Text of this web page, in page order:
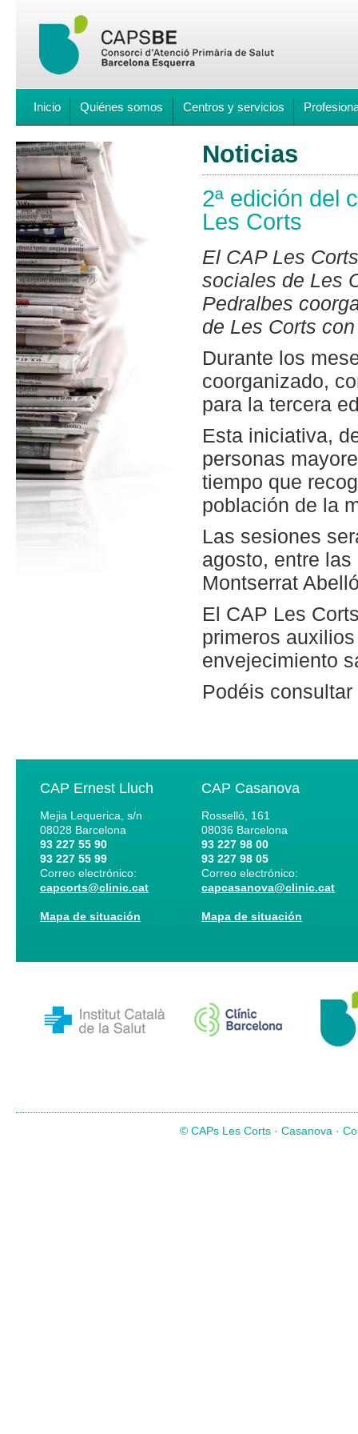
Inicio Quiénes somos Centros y servicios
Noticias
2ª edición del
Les Corts
El CAP Les
sociales de Les
Pedralbes
de Les Corts
Durante los
coorganizado,
para la tercera
Esta iniciativa,
personas
tiempo que
población de la
Las sesiones
agosto, entre
Montserrat
El CAP Les
primeros
envejecimiento
Podéis
CAP Ernest Lluch
Mejia Lequerica, s/n
08028 Barcelona
93 227 55 90
93 227 55 99
Correo electrónico:
capcorts@clinic.cat
Mapa de situación
CAP Casanova
Rosselló, 161
08036 Barcelona
93 227 98 00
93 227 98 05
Correo electrónico:
capcasanova@clinic.cat
Mapa de situación
© CAPs Les Corts · Casanova ·